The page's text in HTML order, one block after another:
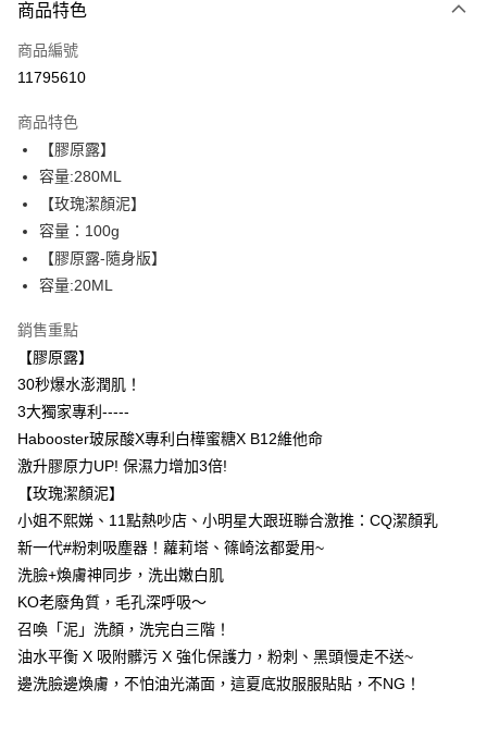
信用卡一次付款
超商取貨付款
Apple Pay
街口支付
悠遊付
ATM付款
全家取貨付款
每筆NT$85，滿NT$599(含以上)免運費
付款後全家取貨
7-11取貨付款
每筆NT$85，滿NT$799(含以上)免運費
每筆NT$85，滿NT$599(含以上)免運費
宅配
每筆NT$85，滿NT$599(含以上)免運費
商品特色
商品編號
11795610
商品特色
【膠原露】
容量:280ML
【玫瑰潔顏泥】
容量：100g
【膠原露-隨身版】
容量:20ML
銷售重點
【膠原露】
30秒爆水澎潤肌！
3大獨家專利-----
Habooster玻尿酸X專利白樺蜜糖X B12維他命
激升膠原力UP! 保濕力增加3倍!
【玫瑰潔顏泥】
小姐不熙娣、11點熱吵店、小明星大跟班聯合激推：CQ潔顏乳
新一代#粉刺吸塵器！蘿莉塔、篠崎泫都愛用~
洗臉+煥膚神同步，洗出嫩白肌
KO老廢角質，毛孔深呼吸～
召喚「泥」洗顏，洗完白三階！
油水平衡 X 吸附髒污 X 強化保護力，粉刺、黑頭慢走不送~
邊洗臉邊煥膚，不怕油光滿面，這夏底妝服服貼貼，不NG！